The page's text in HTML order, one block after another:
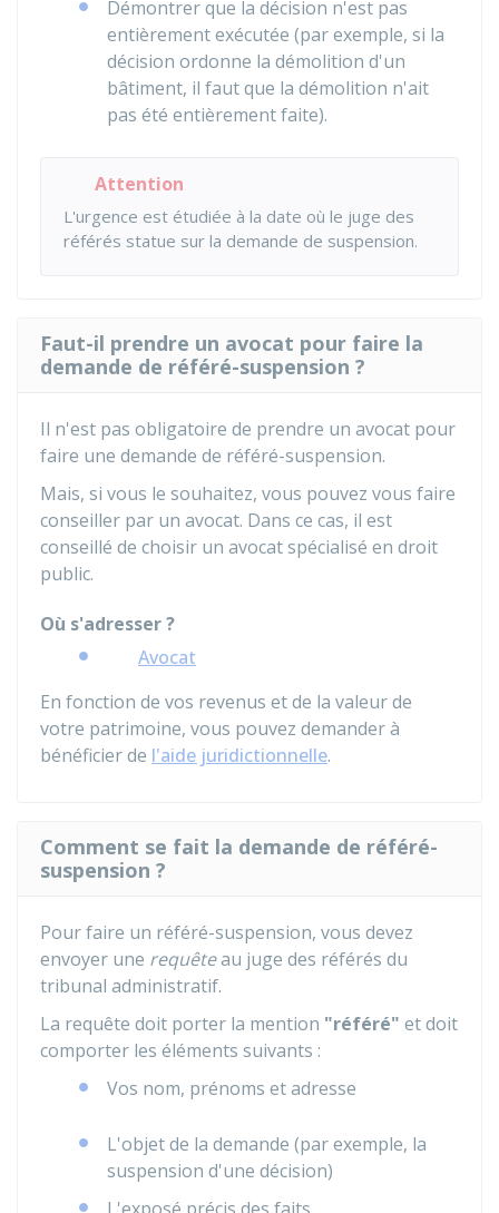
Démontrer que la décision n'est pas
entièrement exécutée (par exemple, si la
décision ordonne la démolition d'un
bâtiment, il faut que la démolition n'ait
pas été entièrement faite).
Attention
L'urgence est étudiée à la date où le juge des
référés statue sur la demande de suspension.
Faut-il prendre un avocat pour faire la
demande de référé-suspension ?
Il n'est pas obligatoire de prendre un avocat pour
faire une demande de référé-suspension.
Mais, si vous le souhaitez, vous pouvez vous faire
conseiller par un avocat. Dans ce cas, il est
conseillé de choisir un avocat spécialisé en droit
public.
Où s'adresser ?
Avocat
En fonction de vos revenus et de la valeur de
votre patrimoine, vous pouvez demander à
bénéficier de l'aide juridictionnelle.
Comment se fait la demande de référé-
suspension ?
Pour faire un référé-suspension, vous devez
envoyer une requêteau juge des référés du
tribunal administratif.
La requête doit porter la mention "référé" et doit
comporter les éléments suivants :
Vos nom, prénoms et adresse
L'objet de la demande (par exemple, la
suspension d'une décision)